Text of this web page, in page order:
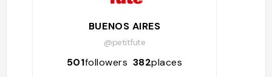
BUENOS AIRES
@petitfute
501followers 382places